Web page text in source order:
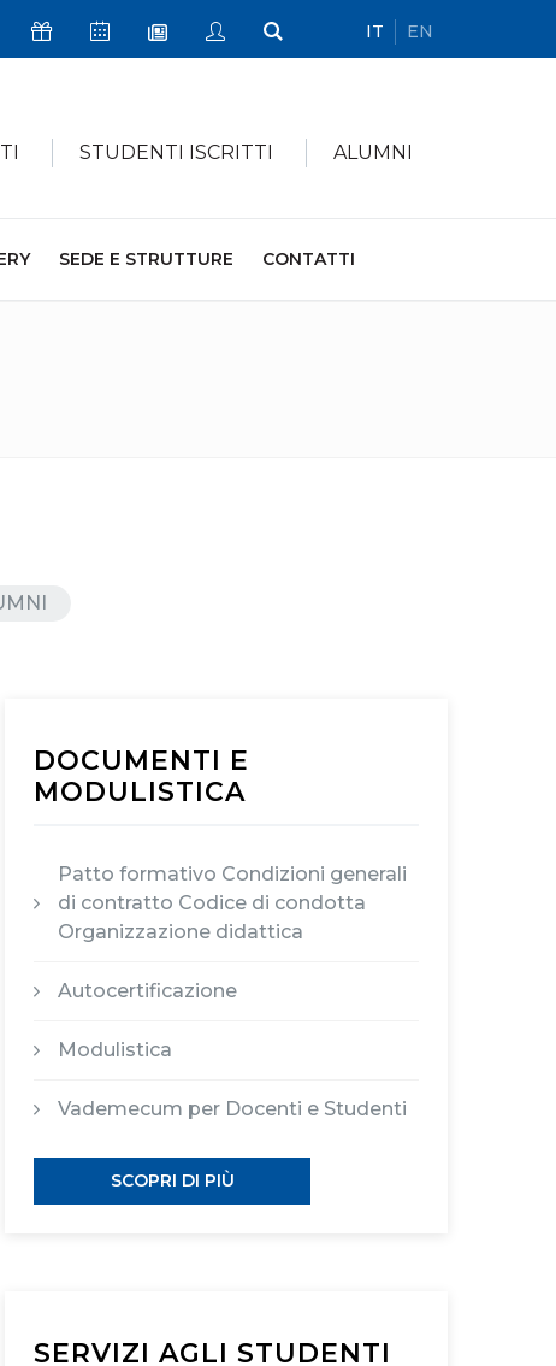
Icona SostieniciIcona Calendario Eventi
Icona Newsletter
Icona My Civica
Icona Cerca
IT EN
STUDENTI ISCRITTI ALUMNI
SEDE E STRUTTURE CONTATTI
DOCUMENTI E
MODULISTICA
Patto formativo Condizioni generali
di contratto Codice di condotta
Organizzazione didattica
Autocertificazione
Modulistica
Vademecum per Docenti e Studenti
SCOPRI DI PIÙ
SERVIZI AGLI STUDENTI